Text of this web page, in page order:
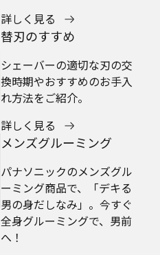
詳しく見る
替刃のすすめ
シェーバーの適切な刃の交
換時期やおすすめのお手入
れ方法をご紹介。
詳しく見る
メンズグルーミング
パナソニックのメンズグル
ーミング商品で、「デキる
男の身だしなみ」。今すぐ
全身グルーミングで、男前
へ！